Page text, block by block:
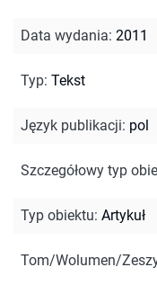
Data wydania: 2011
Typ: Tekst
Język publikacji: pol
Szczegółowy typ
Typ obiektu: Artykuł
Tom/Wolumen/